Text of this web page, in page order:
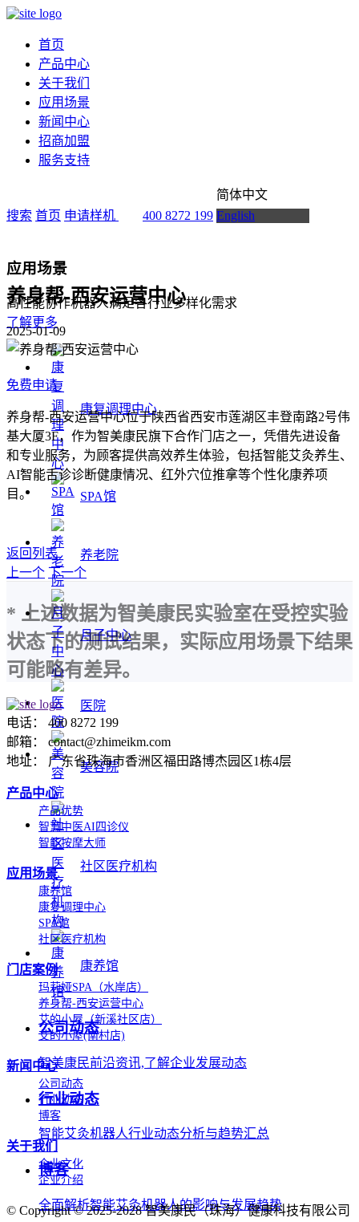
首页
产品中心
关于我们
应用场景
新闻中心
招商加盟
服务支持
搜索 首页 申请样机 400 8272 199
简体中文
English
应用场景
高性能协作机器人满足各行业多样化需求
了解更多
康复调理中心
SPA馆
养老院
月子中心
医院
美容院
社区医疗机构
康养馆
公司动态
智美康民前沿资讯,了解企业发展动态
行业动态
智能艾灸机器人行业动态分析与趋势汇总
博客
全面解析智能艾灸机器人的影响与发展趋势
养身帮-西安运营中心
2025-01-09
免费申请
养身帮-西安运营中心位于陕西省西安市莲湖区丰登南路2号伟
基大厦3F，作为智美康民旗下合作门店之一，凭借先进设备
和专业服务，为顾客提供高效养生体验，包括智能艾灸养生、
AI智能舌诊诊断健康情况、红外穴位推拿等个性化康养项
目。
返回列表
上一个 下一个
* 上述数据为智美康民实验室在受控实验
状态下的测试结果，实际应用场景下结果
可能略有差异。
电话： 400 8272 199
邮箱： contact@zhimeikm.com
地址： 广东省珠海市香洲区福田路博杰园区1栋4层
产品中心
产品优势
智慧中医AI四诊仪
智能按摩大师
应用场景
康养馆
康复调理中心
SPA馆
社区医疗机构
门店案例
玛莉娅SPA（水岸店）
养身帮-西安运营中心
艾的小屋（新溪社区店）
艾的小屋(南村店)
新闻中心
公司动态
行业动态
博客
关于我们
企业文化
企业介绍
© Copyright © 2025-2028 智美康民（珠海）健康科技有限公司